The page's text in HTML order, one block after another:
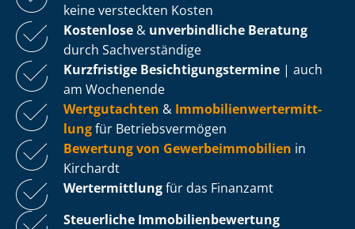
keine versteckten Kosten
Kostenlose & unverbindliche Beratung
durch Sachverständige
Kurzfristige Be­sich­ti­gungs­ter­mi­ne | auch
am Wochenende
Wertgutachten & Im­mo­bi­li­en­wert­ermitt­
lungfür Be­triebs­ver­mö­gen
Bewertung von Ge­wer­be­im­mo­bi­li­en in
Kirchardt
Wertermittlungfür das Finanzamt
Steuerliche Im­mo­bi­li­en­be­wer­tung